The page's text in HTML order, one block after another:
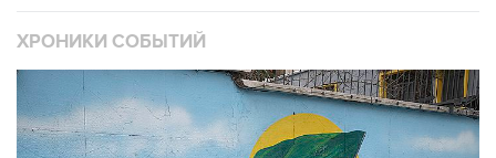
ХРОНИКИ СОБЫТИЙ